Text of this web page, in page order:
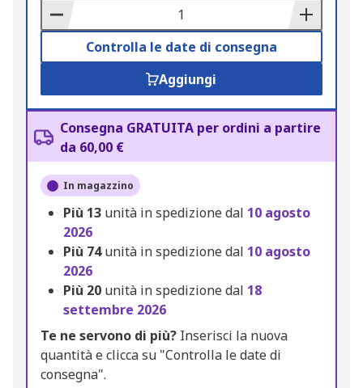
Basket
Controlla le date di consegna
Aggiungi
Consegna GRATUITA per ordini a partire
da 60,00 €
In magazzino
Più 13 unità in spedizione dal 10 agosto
2026
Più 74unità in spedizione dal 10 agosto
2026
Più 20 unità in spedizione dal 18
settembre 2026
Te ne servono di più? Inserisci la nuova
quantità e clicca su "Controlla le date di
consegna".